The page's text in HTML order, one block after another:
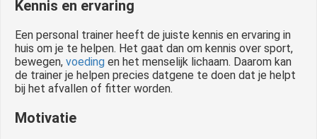
Kennis en ervaring
Een personal trainer heeft de juiste kennis en ervaring in
huis om je te helpen. Het gaat dan om kennis over sport,
bewegen, voeding en het menselijk lichaam. Daarom kan
de trainer je helpen precies datgene te doen dat je helpt
bij het afvallen of fitter worden.
Motivatie